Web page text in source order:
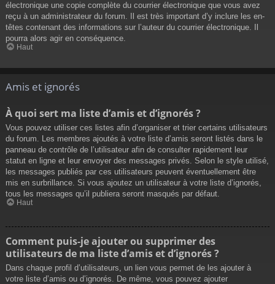
électronique une copie complète du courrier électronique que vous avez
reçu à un administrateur du forum. Il est très important d’y inclure les en-
têtes contenant des informations sur l’auteur du courrier électronique. Il
pourra alors agir en conséquence.
Haut
Amis et ignorés
À quoi sert ma liste d’amis et d’ignorés ?
Vous pouvez utiliser ces listes afin d’organiser et trier certains utilisateurs
du forum. Les membres ajoutés à votre liste d’amis seront listés dans le
panneau de contrôle de l’utilisateur afin de consulter rapidement leur
statut en ligne et leur envoyer des messages privés. Selon le style utilisé,
les messages publiés par ces utilisateurs peuvent éventuellement être
mis en surbrillance. Si vous ajoutez un utilisateur à votre liste d’ignorés,
tous les messages qu’il publiera seront masqués par défaut.
Haut
Comment puis-je ajouter ou supprimer des
utilisateurs de ma liste d’amis et d’ignorés ?
Dans chaque profil d’utilisateurs, un lien vous permet de les ajouter à
votre liste d’amis ou d’ignorés. De même, vous pouvez ajouter